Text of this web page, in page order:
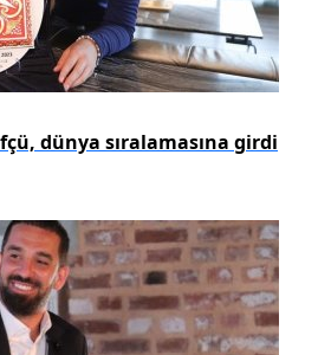
dünya sıralamasına girdi